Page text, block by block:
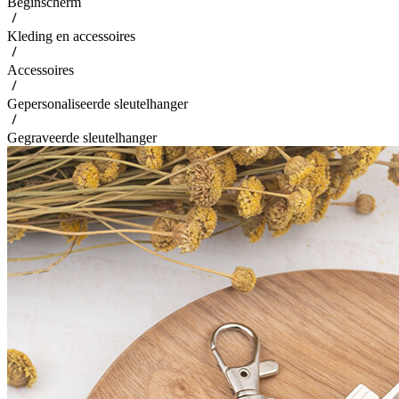
Kleding en accessoires
Accessoires
Gepersonaliseerde sleutelhanger
Gegraveerde sleutelhanger